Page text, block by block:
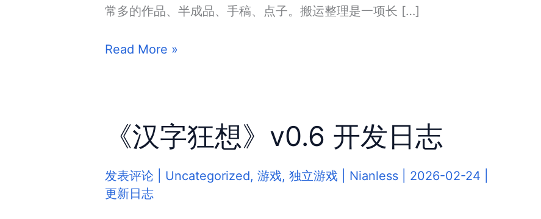
常多的作品、半成品、手稿、点子。搬运整理是一项长 […]
置
新
日
Read More »
《汉字狂想》v0.6 开发日志
发表评论 Uncategorized, 游戏, 独立游戏 Nianless 2026-02-24
更新日志